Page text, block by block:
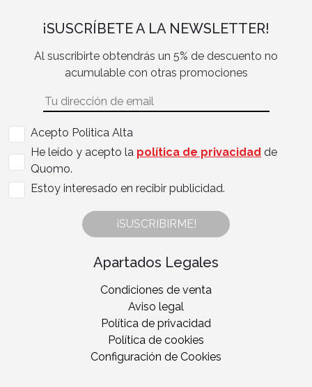
¡SUSCRÍBETE A LA NEWSLETTER!
Al suscribirte obtendrás un 5% de descuento no
acumulable con otras promociones
Acepto Politica Alta
He leído y acepto la política de privacidad de
Quomo.
Estoy interesado en recibir publicidad.
¡SUSCRIBIRME!
Apartados Legales
Condiciones de venta
Aviso legal
Política de privacidad
Política de cookies
Configuración de Cookies